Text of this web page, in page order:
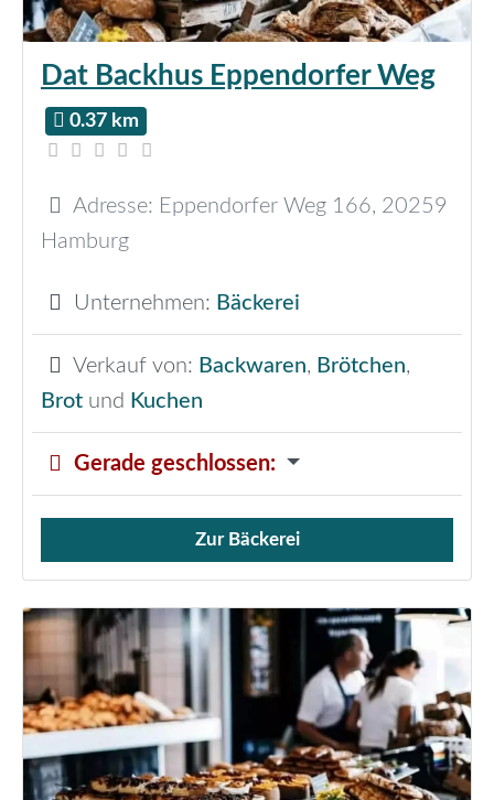
Dat Backhus Eppendorfer Weg
0.37 km
Adresse: Eppendorfer Weg 166, 20259
Hamburg
Unternehmen: Bäckerei
Verkauf von: Backwaren, Brötchen,
Brot und Kuchen
Gerade geschlossen:
Verkauf von Brötchen,
Zur Bäckerei